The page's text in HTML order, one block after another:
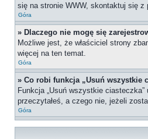
się na stronie WWW, skontaktuj się z
Góra
» Dlaczego nie mogę się
Możliwe jest, że właściciel strony
więcej na ten temat.
Góra
» Co robi funkcja „Usuń wszystkie
Funkcja „Usuń wszystkie
przeczytałeś, a czego nie, jeżeli
Góra